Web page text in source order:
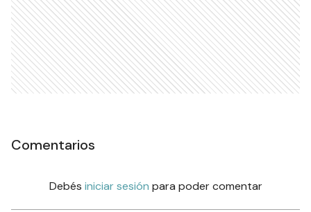
Comentarios
Debés iniciar sesión para poder comentar